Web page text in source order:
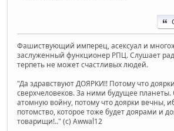
Фашиствующий имперец, асексуал и
заслуженный функционер РПЦ. Слушает
терпеть не может счастливых людей.
"Да здравствуют ДОЯРКИ!! Потому что
сверхчеловеков. За ними будущее
атомную войну, потому что доярки вечны,
потомство, которое тоже будет доярами и
товарищи!.." (c) Awwal12